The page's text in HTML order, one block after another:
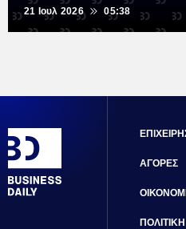
21 Ιουλ 2026 05:38
ΑΓΟΡΕΣ
ΠΟΛΙΤΙΚΗ